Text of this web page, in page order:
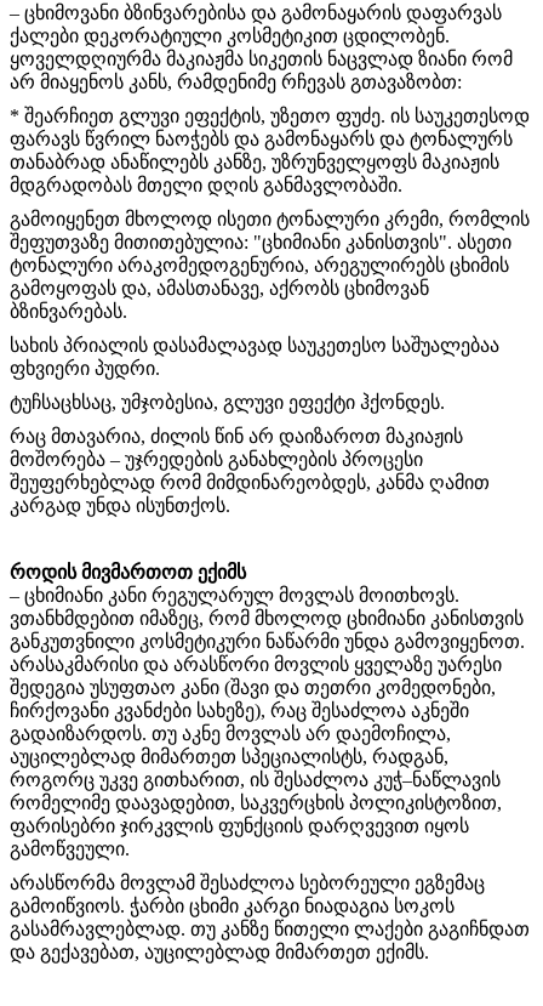
– ცხიმოვანი ბზინვარებისა და გამონაყარის დაფარვას
ქალები დეკორატიული კოსმეტიკით ცდილობენ.
ყოველდღიურმა მაკიაჟმა სიკეთის ნაცვლად ზიანი რომ
არ მიაყენოს კანს, რამდენიმე რჩევას გთავაზობთ:
* შეარჩიეთ გლუვი ეფექტის, უზეთო ფუძე. ის საუკეთესოდ
ფარავს წვრილ ნაოჭებს და გამონაყარს და ტონალურს
თანაბრად ანაწილებს კანზე, უზრუნველყოფს მაკიაჟის
მდგრადობას მთელი დღის განმავლობაში.
გამოიყენეთ მხოლოდ ისეთი ტონალური კრემი, რომლის
შეფუთვაზე მითითებულია: "ცხიმიანი კანისთვის". ასეთი
ტონალური არაკომედოგენურია, არეგულირებს ცხიმის
გამოყოფას და, ამასთანავე, აქრობს ცხიმოვან
ბზინვარებას.
სახის პრიალის დასამალავად საუკეთესო საშუალებაა
ფხვიერი პუდრი.
ტუჩსაცხსაც, უმჯობესია, გლუვი ეფექტი ჰქონდეს.
რაც მთავარია, ძილის წინ არ დაიზაროთ მაკიაჟის
მოშორება – უჯრედების განახლების პროცესი
შეუფერხებლად რომ მიმდინარეობდეს, კანმა ღამით
კარგად უნდა ისუნთქოს.
როდის მივმართოთ ექიმს
– ცხიმიანი კანი რეგულარულ მოვლას მოითხოვს.
ვთანხმდებით იმაზეც, რომ მხოლოდ ცხიმიანი კანისთვის
განკუთვნილი კოსმეტიკური ნაწარმი უნდა გამოვიყენოთ.
არასაკმარისი და არასწორი მოვლის ყველაზე უარესი
შედეგია უსუფთაო კანი (შავი და თეთრი კომედონები,
ჩირქოვანი კვანძები სახეზე), რაც შესაძლოა აკნეში
გადაიზარდოს. თუ აკნე მოვლას არ დაემოჩილა,
აუცილებლად მიმართეთ სპეციალისტს, რადგან,
როგორც უკვე გითხარით, ის შესაძლოა კუჭ–ნაწლავის
რომელიმე დაავადებით, საკვერცხის პოლიკისტოზით,
ფარისებრი ჯირკვლის ფუნქციის დარღვევით იყოს
გამოწვეული.
არასწორმა მოვლამ შესაძლოა სებორეული ეგზემაც
გამოიწვიოს. ჭარბი ცხიმი კარგი ნიადაგია სოკოს
გასამრავლებლად. თუ კანზე წითელი ლაქები გაგიჩნდათ
და გექავებათ, აუცილებლად მიმართეთ ექიმს.